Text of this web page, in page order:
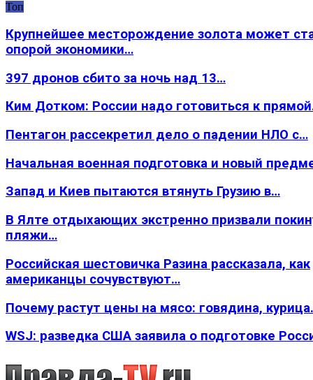
Топ
Крупнейшее месторождение золота может
опорой экономики…
397 дронов сбито за ночь над 13…
Ким Дотком: России надо готовиться к
Пентагон рассекретил дело о падении НЛО с…
Начальная военная подготовка и новый
Запад и Киев пытаются втянуть Грузию в…
В Ялте отдыхающих экстренно призвали
пляжи…
Российская шестовичка Разина рассказала, как
американцы сочувствуют…
Почему растут цены на мясо: говядина,
WSJ: разведка США заявила о подготовке